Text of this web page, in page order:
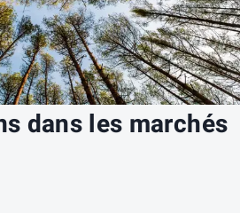
dans les marchés